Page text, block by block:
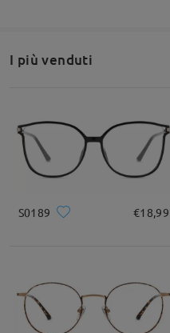
I più venduti
S0189 €18,99